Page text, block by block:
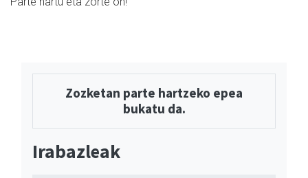
Zozketan parte hartzeko epea
bukatu da.
Irabazleak